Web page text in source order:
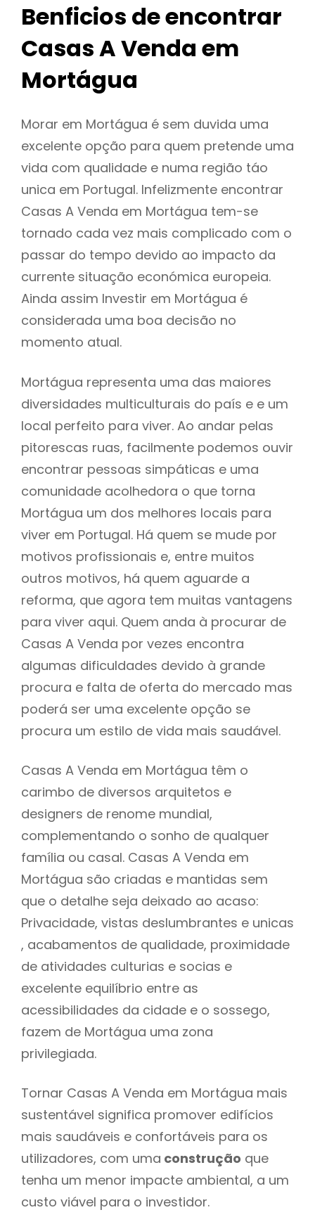
Benficios de encontrar
Casas A Venda em
Mortágua
Morar em Mortágua é sem duvida uma
excelente opção para quem pretende uma
vida com qualidade e numa região táo
unica em Portugal. Infelizmente encontrar
Casas A Venda em Mortágua tem-se
tornado cada vez mais complicado com o
passar do tempo devido ao impacto da
currente situação económica europeia.
Ainda assim Investir em Mortágua é
considerada uma boa decisão no
momento atual.
Mortágua representa uma das maiores
diversidades multiculturais do país e e um
local perfeito para viver. Ao andar pelas
pitorescas ruas, facilmente podemos ouvir
encontrar pessoas simpáticas e uma
comunidade acolhedora o que torna
Mortágua um dos melhores locais para
viver em Portugal. Há quem se mude por
motivos profissionais e, entre muitos
outros motivos, há quem aguarde a
reforma, que agora tem muitas vantagens
para viver aqui. Quem anda à procurar de
Casas A Venda por vezes encontra
algumas dificuldades devido à grande
procura e falta de oferta do mercado mas
poderá ser uma excelente opção se
procura um estilo de vida mais saudável.
Casas A Venda em Mortágua têm o
carimbo de diversos arquitetos e
designers de renome mundial,
complementando o sonho de qualquer
família ou casal. Casas A Venda em
Mortágua são criadas e mantidas sem
que o detalhe seja deixado ao acaso:
Privacidade, vistas deslumbrantes e unicas
, acabamentos de qualidade, proximidade
de atividades culturias e socias e
excelente equilíbrio entre as
acessibilidades da cidade e o sossego,
fazem de Mortágua uma zona
privilegiada.
Tornar Casas A Venda em Mortágua mais
sustentável significa promover edifícios
mais saudáveis e confortáveis para os
utilizadores, com uma construção que
tenha um menor impacte ambiental, a um
custo viável para o investidor.